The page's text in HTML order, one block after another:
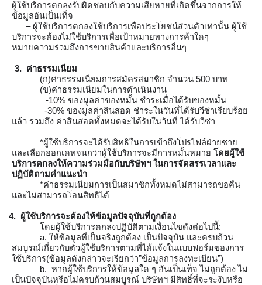
ผู้ใช้บริการตกลงรับผิดชอบกับความเสียหายที่เกิดขึ้นจากการให้
ข้อมูลอันเป็นเท็จ
– ผู้ใช้บริการตกลงใช้บริการเพื่อประโยชน์ส่วนตัวเท่านั้น ผู้ใช้
บริการจะต้องไม่ใช้บริการเพื่อเป้าหมายทางการค้าใดๆ
หมายความร่วมถึงการขายสินค้าและบริการอื่นๆ
3.  ค่าธรรมเนียม
(ก)ค่าธรรมเนียมการสมัครสมาชิก จำนวน 500 บาท
(ข)ค่าธรรมเนียมในการดำเนินงาน
-10% ของมูลค่าของหมั้น ชำระเมื่อได้รับของหมั้น
-30% ของมูลค่าสินสอด ชำระในวันที่ได้รับวีซ่าเรียบร้อย
แล้ว รวมถึง ค่าสินสอดทั้งหมดจะได้รับในวันที่ ได้รับวีซ่า
*ผู้ใช้บริการจะได้รับสิทธิในการเข้าถึงโปรไฟล์ฝ่ายชาย
และเลือกออกเดทจนกว่าผู้ใช้บริการจะมีการหมั้นหมาย โดยผู้ใช้
บริการตกลงให้ความร่วมมือกับบริษัทฯ ในการจัดสรรเวลาและ
ปฏิบัติตามคำแนะนำ
*ค่าธรรมเนียมการเป็นสมาชิกทั้งหมดไม่สามารถขอคืน
และไม่สามารถโอนสิทธิได้
4.  ผู้ใช้บริการจะต้องให้ข้อมูลปัจจุบันที่ถูกต้อง
โดยผู้ใช้บริการตกลงปฏิบัติตามเงื่อนไขดังต่อไปนี้:
a. ให้ข้อมูลที่เป็นจริงถูกต้อง เป็นปัจจุบัน และครบถ้วน
สมบูรณ์เกี่ยวกับตัวผู้ใช้บริการตามที่ได้แจ้งในแบบฟอร์มของการ
ใช้บริการ(ข้อมูลดังกล่าวจะเรียกว่า”ข้อมูลการลงทะเบียน”)
b.  หากผู้ใช้บริการให้ข้อมูลใด ๆ อันเป็นเท็จ ไม่ถูกต้อง ไม่
เป็นปัจจุบันหรือไม่ครบถ้วนสมบูรณ์ บริษัทฯ มีสิทธิ์ที่จะระงับหรือ